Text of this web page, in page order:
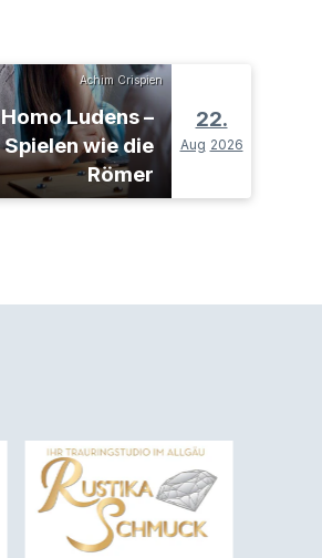
Achim Crispien
Homo Ludens –
Spielen wie die
Römer
22.
Aug 2026